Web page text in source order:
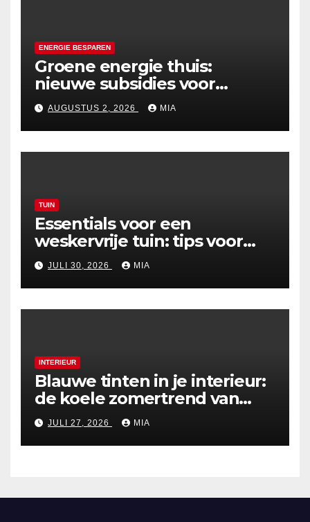
ENERGIE BESPAREN
Groene energie thuis:
nieuwe subsidies voor
zonnepanelen in 2026
AUGUSTUS 2, 2026 MIA
TUIN
Essentials voor een
weskervrije tuin: tips voor
een zorgeloze zomer
JULI 30, 2026 MIA
INTERIEUR
Blauwe tinten in je interieur:
de koele zomertrend van
2026
JULI 27, 2026 MIA